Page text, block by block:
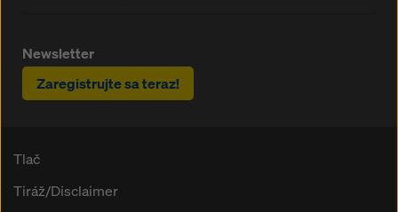
Newsletter
Zaregistrujte sa teraz!
Tlač
Tiráž/Disclaimer